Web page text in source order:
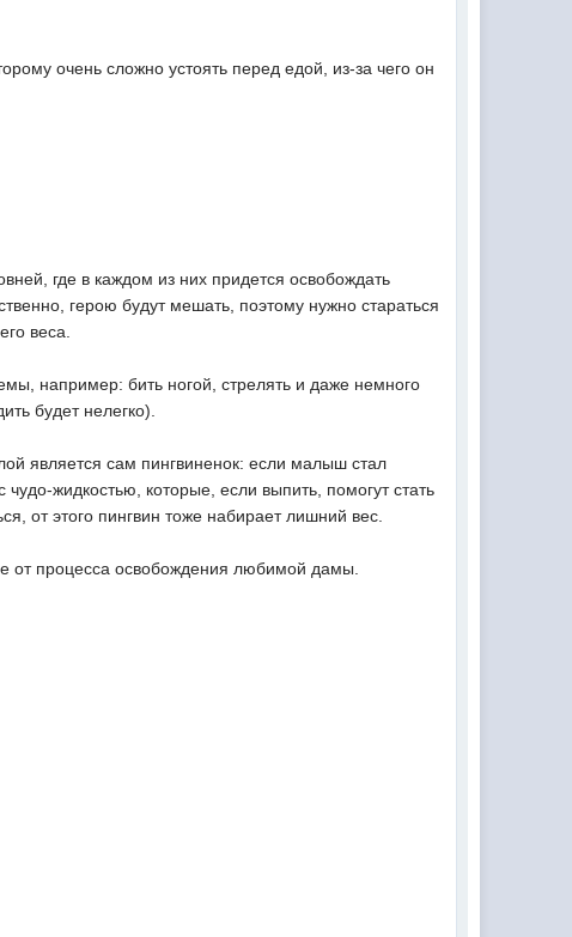
очень сложно устоять перед едой, из-за чего он
где в каждом из них придется освобождать
герою будут мешать, поэтому нужно стараться
веса.
например: бить ногой, стрелять и даже немного
будет нелегко).
является сам пингвиненок: если малыш стал
жидкостью, которые, если выпить, помогут стать
от этого пингвин тоже набирает лишний вес.
от процесса освобождения любимой дамы.